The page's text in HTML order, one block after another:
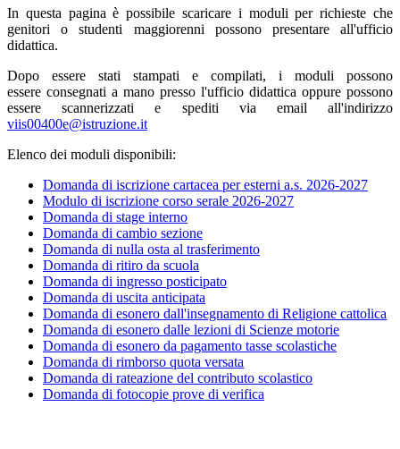
In questa pagina è possibile scaricare i moduli per richieste che
genitori o studenti maggiorenni possono presentare all'ufficio
didattica.
Dopo essere stati stampati e compilati, i moduli possono
essere consegnati a mano presso l'ufficio didattica oppure possono
essere scannerizzati e spediti via email all'indirizzo
viis00400e@istruzione.it
Elenco dei moduli disponibili:
Domanda di iscrizione cartacea per esterni a.s. 2026-2027
Modulo di iscrizione corso serale 2026-2027
Domanda di stage interno
Domanda di cambio sezione
Domanda di nulla osta al trasferimento
Domanda di ritiro da scuola
Domanda di ingresso posticipato
Domanda di uscita anticipata
Domanda di esonero dall'insegnamento di Religione cattolica
Domanda di esonero dalle lezioni di Scienze motorie
Domanda di esonero da pagamento tasse scolastiche
Domanda di rimborso quota versata
Domanda di rateazione del contributo scolastico
Domanda di fotocopie prove di verifica